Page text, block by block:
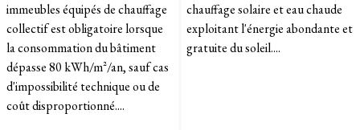
immeubles équipés de chauffage
collectif est obligatoire lorsque
la consommation du bâtiment
dépasse 80 kWh/m²/an, sauf cas
d'impossibilité technique ou de
coût disproportionné....
chauffage solaire et eau chaude
exploitant l'énergie abondante et
gratuite du soleil....